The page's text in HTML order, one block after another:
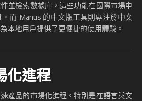
並檢索數據庫，這些功能在國際市場中
而 Manus 的中文版工具則專注於中文
本地用戶提供了更便捷的使用體驗。
化進程
產品的市場化進程。特別是在語言與文